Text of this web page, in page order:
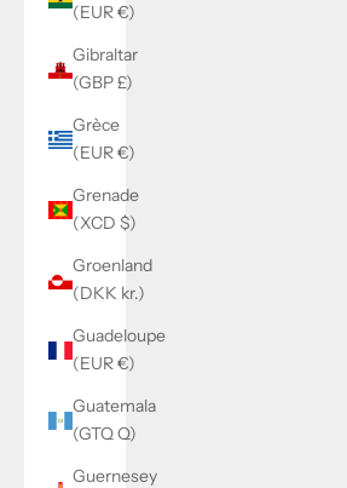
(EUR €)
Gibraltar
(GBP £)
Grèce
(EUR €)
Grenade
(XCD $)
Groenland
(DKK kr.)
Guadeloupe
(EUR €)
Guatemala
(GTQ Q)
Guernesey